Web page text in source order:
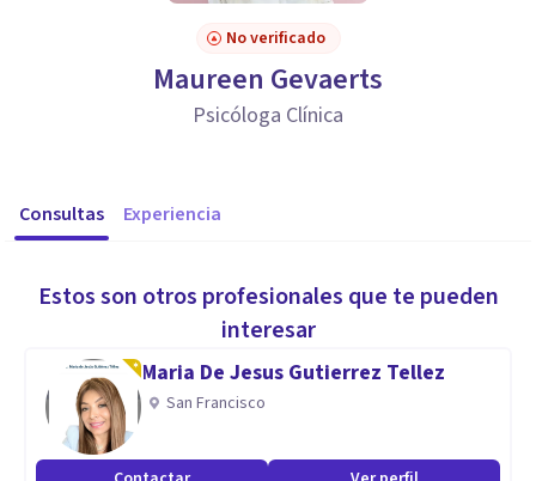
No verificado
Maureen Gevaerts
Psicóloga Clínica
Consultas Experiencia
Estos son otros profesionales que te pueden
interesar
Maria De Jesus Gutierrez Tellez
San Francisco